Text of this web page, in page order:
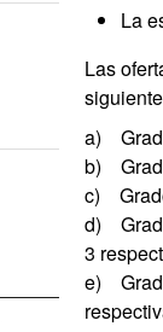
La
Las
a)
b)
c)
d)
3
e)